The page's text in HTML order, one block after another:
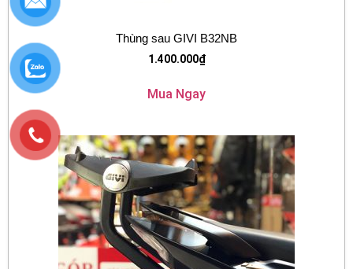
Thùng sau GIVI B32NB
1.400.000₫
Mua Ngay